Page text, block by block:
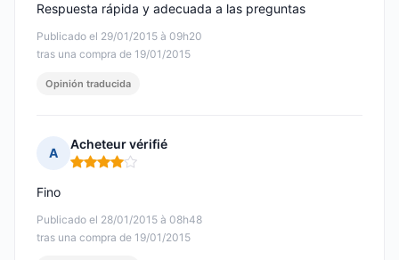
Publicado el 29/01/2015 à 09h20
tras una compra de 19/01/2015
Respuesta rápida y adecuada a las preguntas
Opinión traducida
A
Acheteur vérifié
Nota: 4 de 5
Publicado el 28/01/2015 à 08h48
tras una compra de 19/01/2015
Fino